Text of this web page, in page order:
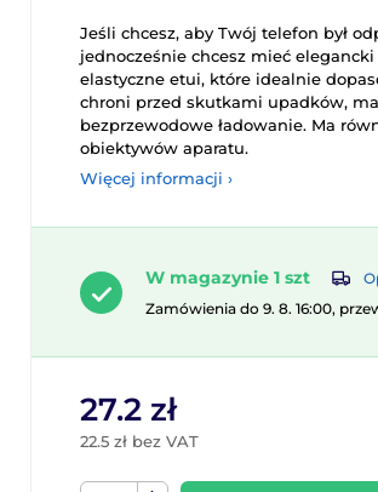
Jeśli chcesz, aby Twój telefon był
jednocześnie chcesz mieć
elastyczne etui, które idealnie
chroni przed skutkami upadków,
bezprzewodowe ładowanie. Ma
obiektywów aparatu.
Więcej informacji ›
W magazynie 1 szt
Zamówienia do 9. 8. 16:00,
27.2 zł
22.5 zł bez VAT